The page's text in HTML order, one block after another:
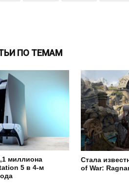
ПО ТЕМАМ
миллиона
5 в 4-м
Стала
of War: